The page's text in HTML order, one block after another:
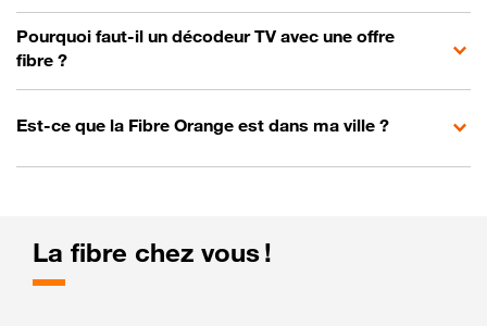
Pourquoi faut-il un décodeur TV avec une offre
fibre ?
Est-ce que la Fibre Orange est dans ma ville ?
La fibre chez vous !